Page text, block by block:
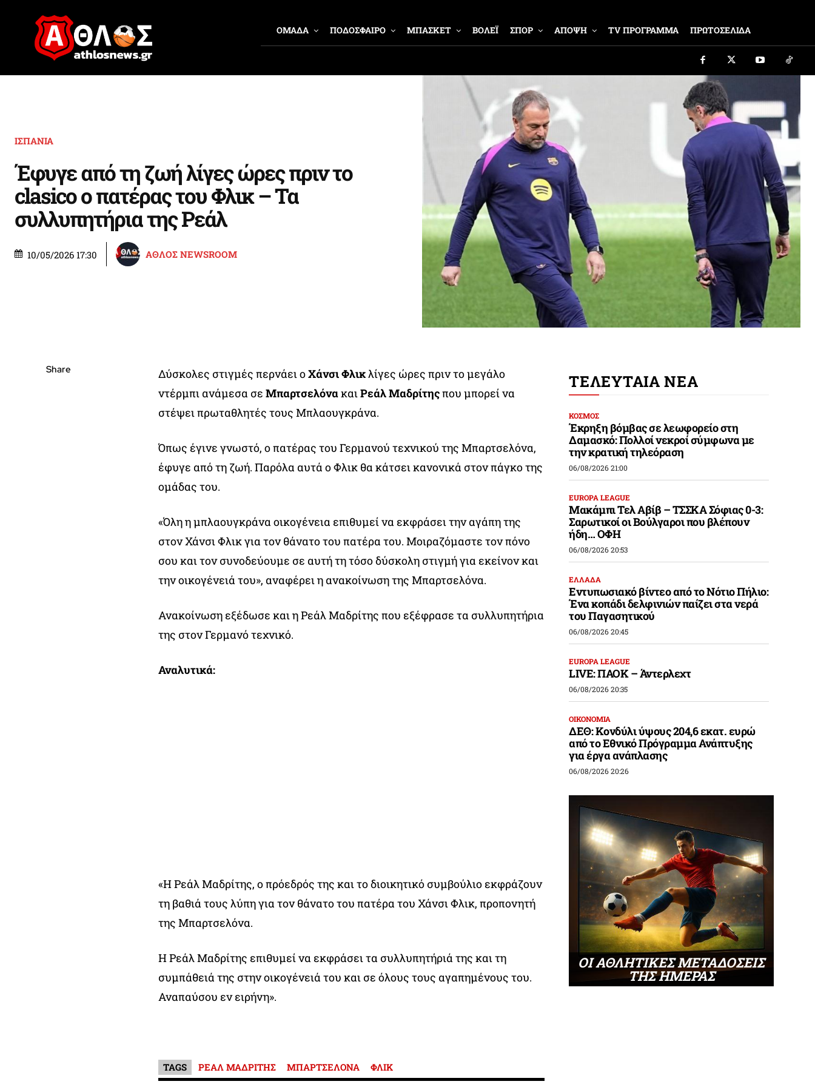
ΟΜΑΔΑ ΠΟΔΟΣΦΑΙΡΟ ΜΠΑΣΚΕΤ ΒΟΛΕΪ ΣΠΟΡ ΑΠΟΨΗ TV ΠΡΟΓΡΑΜΜΑ ΠΡΩΤΟΣΕΛΙΔΑ
ΙΣΠΑΝΙΑ
Έφυγε από τη ζωή λίγες ώρες πριν το
clasico ο πατέρας του Φλικ – Τα
συλλυπητήρια της Ρεάλ
10/05/2026 17:30 ΑΘΛΟΣ NEWSROOM
Share Δύσκολες στιγμές περνάει οΧάνσι Φλικλίγες ώρες πριν το μεγάλο
ντέρμπι ανάμεσα σε Μπαρτσελόνακαι Ρεάλ Μαδρίτηςπου μπορεί να
στέψει πρωταθλητές τους Μπλαουγκράνα.
Όπως έγινε γνωστό, ο πατέρας του Γερμανού τεχνικού της Μπαρτσελόνα,
έφυγε από τη ζωή. Παρόλα αυτά ο Φλικ θα κάτσει κανονικά στον πάγκο της
ομάδας του.
«Όλη η μπλαουγκράνα οικογένεια επιθυμεί να εκφράσει την αγάπη της
στον Χάνσι Φλικ για τον θάνατο του πατέρα του. Μοιραζόμαστε τον πόνο
σου και τον συνοδεύουμε σε αυτή τη τόσο δύσκολη στιγμή για εκείνον και
την οικογένειά του», αναφέρει η ανακοίνωση της Μπαρτσελόνα.
Ανακοίνωση εξέδωσε και η Ρεάλ Μαδρίτης που εξέφρασε τα συλλυπητήρια
της στον Γερμανό τεχνικό.
Αναλυτικά:
«Η Ρεάλ Μαδρίτης, ο πρόεδρός της και το διοικητικό συμβούλιο εκφράζουν
τη βαθιά τους λύπη για τον θάνατο του πατέρα του Χάνσι Φλικ, προπονητή
της Μπαρτσελόνα.
Η Ρεάλ Μαδρίτης επιθυμεί να εκφράσει τα συλλυπητήριά της και τη
συμπάθειά της στην οικογένειά του και σε όλους τους αγαπημένους του.
Αναπαύσου εν ειρήνη».
TAGS ΡΕΑΛ ΜΑΔΡΙΤΗΣ ΜΠΑΡΤΣΕΛΟΝΑ ΦΛΙΚ
ΤΕΛΕΥΤΑΙΑ ΝΕΑ
ΚΟΣΜΟΣ
Έκρηξη βόμβας σε λεωφορείο στη
Δαμασκό: Πολλοί νεκροί σύμφωνα με
την κρατική τηλεόραση
06/08/2026 21:00
EUROPA LEAGUE
Μακάμπι Τελ Αβίβ – ΤΣΣΚΑ Σόφιας 0-3:
Σαρωτικοί οι Βούλγαροι που βλέπουν
ήδη… ΟΦΗ
06/08/2026 20:53
ΕΛΛΑΔΑ
Εντυπωσιακό βίντεο από το Νότιο Πήλιο:
Ένα κοπάδι δελφινιών παίζει στα νερά
του Παγασητικού
06/08/2026 20:45
EUROPA LEAGUE
LIVE: ΠΑΟΚ – Άντερλεχτ
06/08/2026 20:35
ΟΙΚΟΝΟΜΙΑ
ΔΕΘ: Κονδύλι ύψους 204,6 εκατ. ευρώ
από το Εθνικό Πρόγραμμα Ανάπτυξης
για έργα ανάπλασης
06/08/2026 20:26
ΟΙ ΑΘΛΗΤΙΚΕΣ ΜΕΤΑΔΟΣΕΙΣ
ΤΗΣ ΗΜΕΡΑΣ